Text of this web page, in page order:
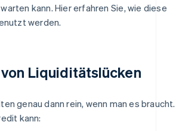
kann. Hier erfahren Sie, wie diese
werden.
Liquiditätslücken
genau dann rein, wenn man es braucht.
kann: